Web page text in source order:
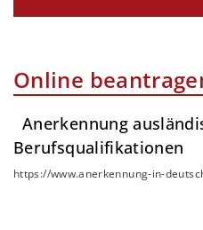
Online
Anerkennung
Berufsqualifikationen
https://www.anerkennung-in-